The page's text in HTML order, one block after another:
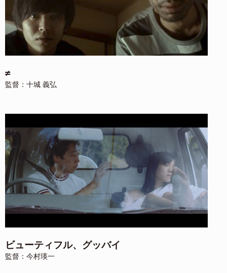
≠
監督：十城 義弘
ビューティフル、グッバイ
監督：今村瑛一